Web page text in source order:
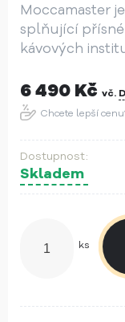
Moccamaster
splňující
kávových
6 490 Kč vč.
Chcete lepší
Skladem
ks